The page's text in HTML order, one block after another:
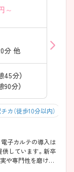
～
分 他
分）
分）
カ（徒歩10分以内）
子カルテの導入は
しています。新卒
や専門性を磨ける